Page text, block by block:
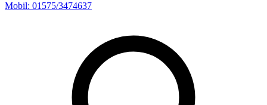
Mobil: 01575/3474637